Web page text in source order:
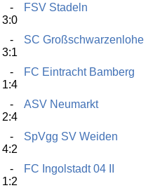
FSV Stadeln
3:0
SC Großschwarzenlohe
3:1
FC Eintracht Bamberg
1:4
ASV Neumarkt
2:4
SpVgg SV Weiden
4:2
FC Ingolstadt 04 II
1:2